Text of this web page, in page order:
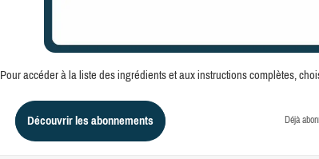
Pour accéder à la liste des ingrédients et aux instructions complètes,
Découvrir les abonnements Déjà